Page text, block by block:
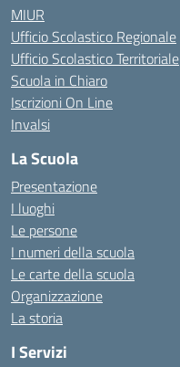
MIUR
Ufficio Scolastico Regionale
Ufficio Scolastico Territoriale
Scuola in Chiaro
Iscrizioni On Line
Invalsi
La Scuola
Presentazione
I luoghi
Le persone
I numeri della scuola
Le carte della scuola
Organizzazione
La storia
I Servizi